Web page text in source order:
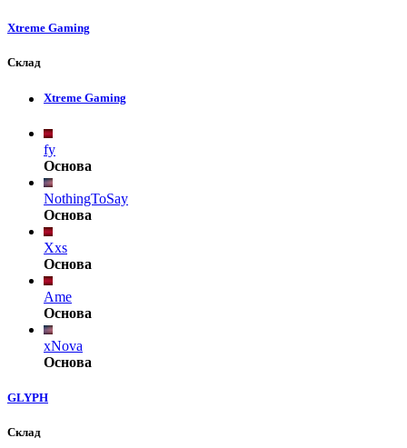
Xtreme Gaming
Склад
Xtreme Gaming
fy
Основа
NothingToSay
Основа
Xxs
Основа
Ame
Основа
xNova
Основа
GLYPH
Склад